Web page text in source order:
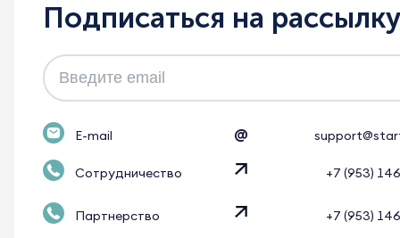
Подписаться на рассылку
E-mail @
Сотрудничество +7 (953)
Партнерство +7 (953)